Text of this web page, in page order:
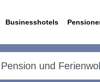
Businesshotels